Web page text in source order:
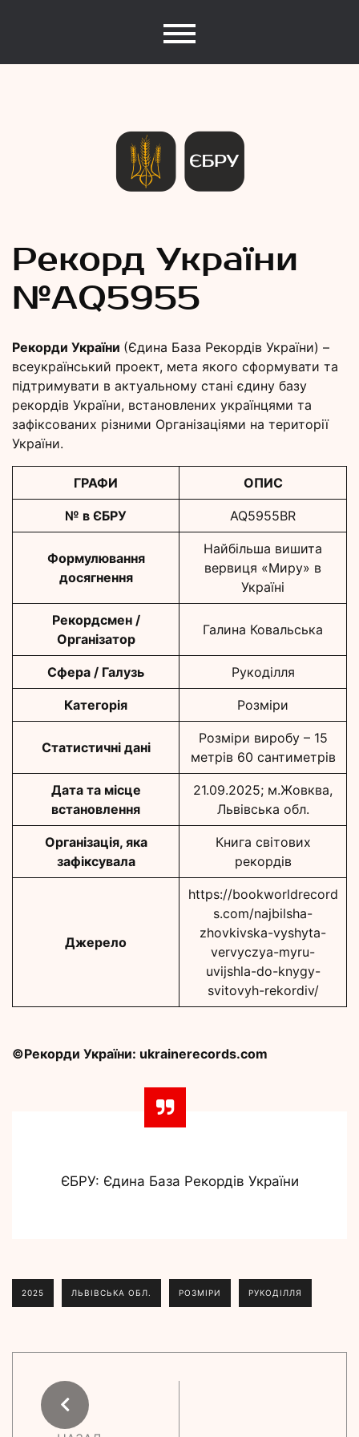
Рекорди
України
Рекорд України
№АQ5955
Рекорди України (Єдина База Рекордів України) –
всеукраїнський проект, мета якого сформувати та
підтримувати в актуальному стані єдину базу
рекордів України, встановлених українцями та
зафіксованих різними Організаціями на території
України.
ГРАФИ ОПИС
№ в ЄБРУ AQ5955BR
Формулювання
досягнення
Найбільша вишита
вервиця «Миру» в
Україні
Рекордсмен /
Організатор
Галина Ковальська
Сфера / Галузь Рукоділля
Категорія Розміри
Статистичні дані
Розміри виробу – 15
метрів 60 сантиметрів
Дата та місце
встановлення
21.09.2025; м.Жовква,
Львівська обл.
Організація, яка
зафіксувала
Книга світових
рекордів
Джерело
https://bookworldrecord
s.com/najbilsha-
zhovkivska-vyshyta-
vervyczya-myru-
uvijshla-do-knygy-
svitovyh-rekordiv/
©Рекорди України: ukrainerecords.com
ЄБРУ: Єдина База Рекордів України
2025 ЛЬВІВСЬКА ОБЛ. РОЗМІРИ РУКОДІЛЛЯ